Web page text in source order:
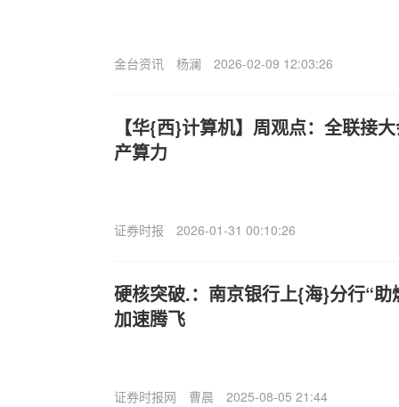
金台资讯 杨澜 2026-02-09 12:03:26
【华{西}计算机】周观点：全联接
产算力
证券时报 2026-01-31 00:10:26
硬核突破.：南京银行上{海}分行“
加速腾飞
证券时报网 曹晨 2025-08-05 21:44